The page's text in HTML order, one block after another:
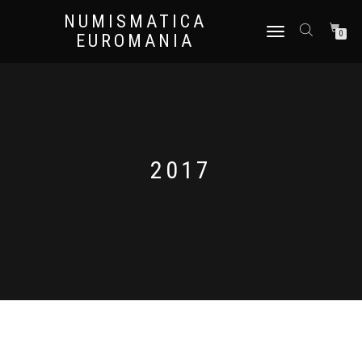
NUMISMATICA
EUROMANIA
NAVIGAZIONE
0
2017